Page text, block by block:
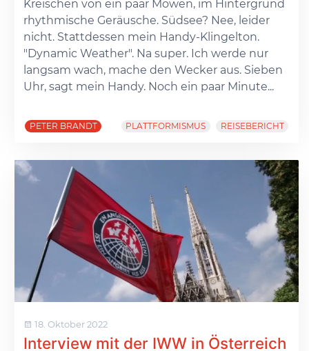
Kreischen von ein paar Möwen, im Hintergrund
rhythmische Geräusche. Südsee? Nee, leider
nicht. Stattdessen mein Handy-Klingelton.
"Dynamic Weather". Na super. Ich werde nur
langsam wach, mache den Wecker aus. Sieben
Uhr, sagt mein Handy. Noch ein paar Minute...
PETER BRANDT PLATTFORMISMUS REISEBERICHT
18. Oktober 2022
Interview mit der IWW in Österreich